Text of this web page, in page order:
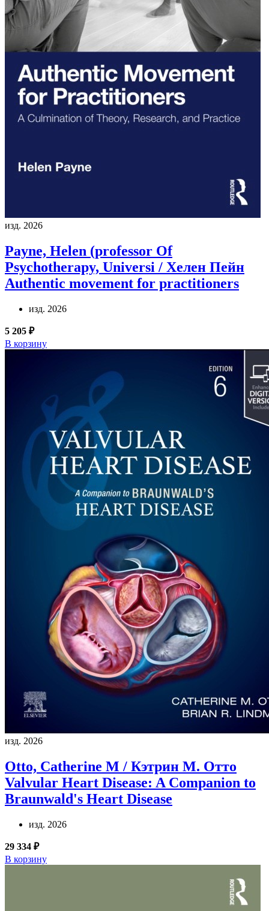
изд. 2026
Payne, Helen (professor Of
Psychotherapy, Universi / Хелен Пейн
Authentic movement for practitioners
изд. 2026
5 205 ₽
В корзину
изд. 2026
Otto, Catherine M / Кэтрин М. Отто
Valvular Heart Disease: A Companion to
Braunwald's Heart Disease
изд. 2026
29 334 ₽
В корзину